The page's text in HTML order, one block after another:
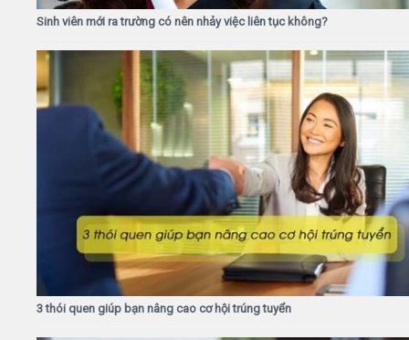
Sinh viên mới ra trường có nên nhảy việc liên tục không?
3 thói quen giúp bạn nâng cao cơ hội trúng tuyển